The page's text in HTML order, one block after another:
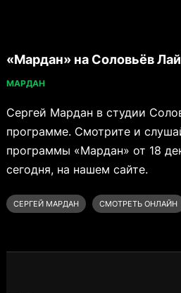
«Мардан» на Соловьёв
МАРДАН
Сергей Мардан в студии
программе. Смотрите и
программы «Мардан» от 18
сегодня, на нашем сайте.
СЕРГЕЙ МАРДАН СМОТРЕТЬ ОНЛАЙН